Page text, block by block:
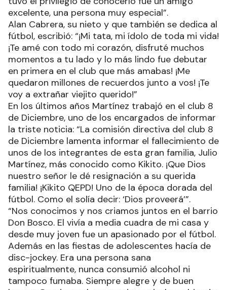
excelente, una persona muy especial”.
Alan Cabrera, su nieto y que también se dedica al
fútbol, escribió: “¡Mi tata, mi ídolo de toda mi vida!
¡Te amé con todo mi corazón, disfruté muchos
momentos a tu lado y lo más lindo fue debutar
en primera en el club que más amabas! ¡Me
quedaron millones de recuerdos junto a vos! ¡Te
voy a extrañar viejito querido!”
En los últimos años Martínez trabajó en el club 8
de Diciembre, uno de los encargados de informar
la triste noticia: “La comisión directiva del club 8
de Diciembre lamenta informar el fallecimiento de
unos de los integrantes de esta gran familia, Julio
Martínez, más conocido como Kikito. ¡Que Dios
nuestro señor le dé resignación a su querida
familia! ¡Kikito QEPD! Uno de la época dorada del
fútbol. Como el solía decir: ‘Dios proveerá’”.
“Nos conocimos y nos criamos juntos en el barrio
Don Bosco. El vivía a media cuadra de mi casa y
desde muy joven fue un apasionado por el fútbol.
Además en las fiestas de adolescentes hacía de
disc-jockey. Era una persona sana
espiritualmente, nunca consumió alcohol ni
tampoco fumaba. Siempre alegre y de buen